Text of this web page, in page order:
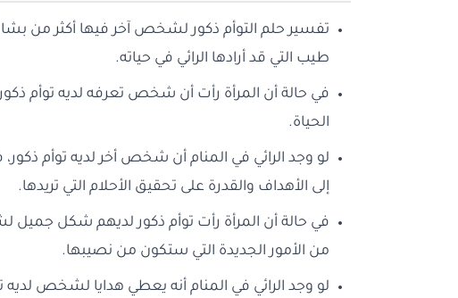
تفسير حلم التوأم ذكور لشخص آخر فيها أكثر من
طيب التي قد أرادها الرائي في حياته.
في حالة أن المرأة رأت أن شخص تعرفه لديه توأم
الحياة.
لو وجد الرائي في المنام أن شخص أخر لديه توأم
إلى الأهداف والقدرة على تحقيق الأحلام التي تريدها.
في حالة أن المرأة رأت توأم ذكور لديهم شكل جميل
من الأمور الجديدة التي ستكون من نصيبها.
لو وجد الرائي في المنام أنه يعطي هدايا لشخص لديه